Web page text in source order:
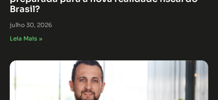
Brasil?
julho 30, 2026
Leia Mais »